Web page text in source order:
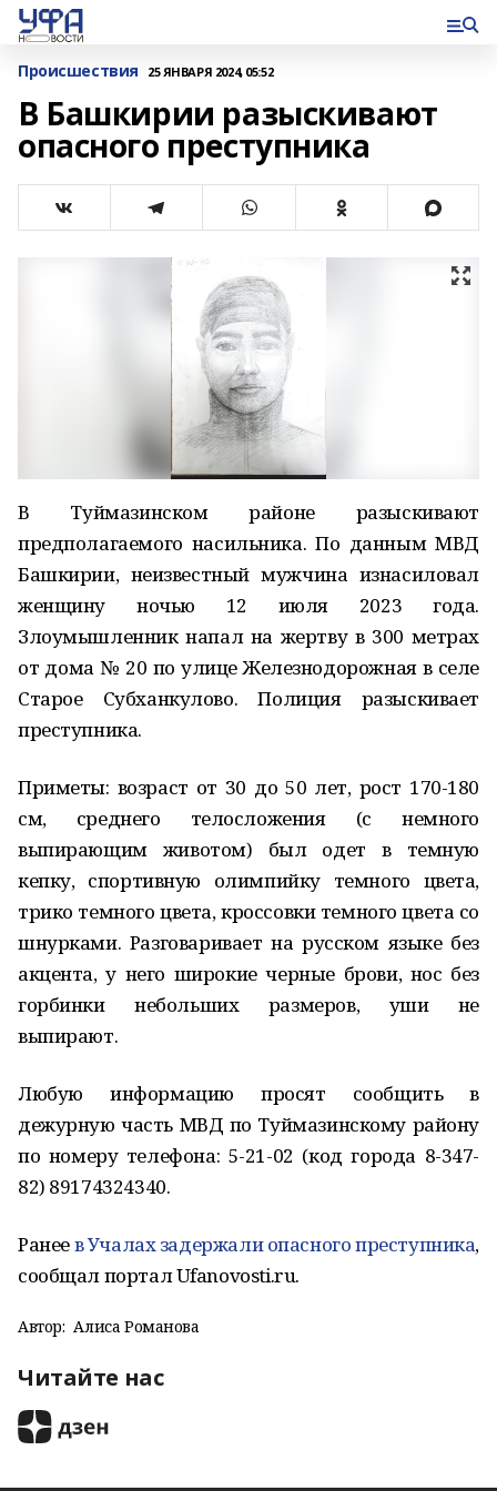
Происшествия 25 ЯНВАРЯ 2024, 05:52
В Башкирии разыскивают
опасного преступника
В Туймазинском районе разыскивают
предполагаемого насильника. По данным МВД
Башкирии, неизвестный мужчина изнасиловал
женщину ночью 12 июля 2023 года.
Злоумышленник напал на жертву в 300 метрах
от дома № 20 по улице Железнодорожная в селе
Старое Субханкулово. Полиция разыскивает
преступника.
Приметы: возраст от 30 до 50 лет, рост 170-180
см, среднего телосложения (с немного
выпирающим животом) был одет в темную
кепку, спортивную олимпийку темного цвета,
трико темного цвета, кроссовки темного цвета со
шнурками. Разговаривает на русском языке без
акцента, у него широкие черные брови, нос без
горбинки небольших размеров, уши не
выпирают.
Любую информацию просят сообщить в
дежурную часть МВД по Туймазинскому району
по номеру телефона: 5-21-02 (код города 8-347-
82) 89174324340.
Ранеев Учалах задержали опасного преступника,
сообщал портал Ufanovosti.ru.
Автор: Алиса Романова
Читайте нас